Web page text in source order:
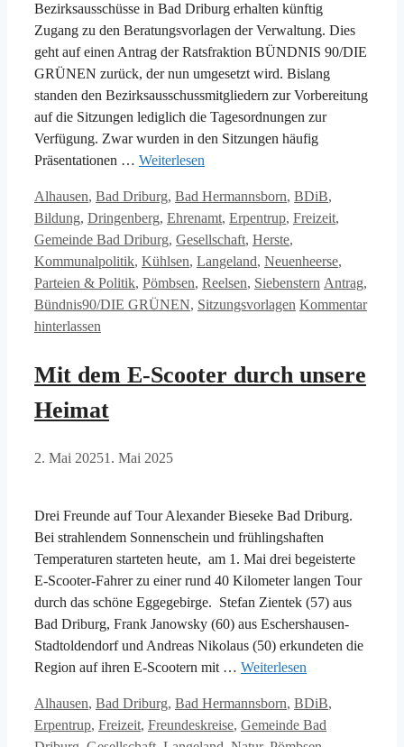
Bezirksausschüsse in Bad Driburg erhalten künftig
Zugang zu den Beratungsvorlagen der Verwaltung. Dies
geht auf einen Antrag der Ratsfraktion BÜNDNIS 90/DIE
GRÜNEN zurück, der nun umgesetzt wird. Bislang
standen den Bezirksausschussmitgliedern zur Vorbereitung
auf die Sitzungen lediglich die Tagesordnungen zur
Verfügung. Zwar wurden in den Sitzungen häufig
Präsentationen … Weiterlesen
Kategorien
Alhausen, Bad Driburg, Bad Hermannsborn, BDiB,
Bildung, Dringenberg, Ehrenamt, Erpentrup, Freizeit,
Gemeinde Bad Driburg, Gesellschaft, Herste,
Kommunalpolitik, Kühlsen, Langeland, Neuenheerse,
Parteien & Politik, Pömbsen, Reelsen, Siebenstern Schlagwörter
Antrag,
Bündnis90/DIE GRÜNEN, Sitzungsvorlagen Kommentar
hinterlassen
Mit dem E-Scooter durch unsere
Heimat
2. Mai 20251. Mai 2025
Drei Freunde auf Tour Alexander Bieseke Bad Driburg.
Bei strahlendem Sonnenschein und frühlingshaften
Temperaturen starteten heute, am 1. Mai drei begeisterte
E-Scooter-Fahrer zu einer rund 40 Kilometer langen Tour
durch das schöne Eggegebirge. Stefan Zientek (57) aus
Bad Driburg, Frank Janowsky (60) aus Eschershausen-
Stadtoldendorf und Andreas Nikolaus (50) erkundeten die
Region auf ihren E-Scootern mit … Weiterlesen
Kategorien
Alhausen, Bad Driburg, Bad Hermannsborn, BDiB,
Erpentrup, Freizeit, Freundeskreise, Gemeinde Bad